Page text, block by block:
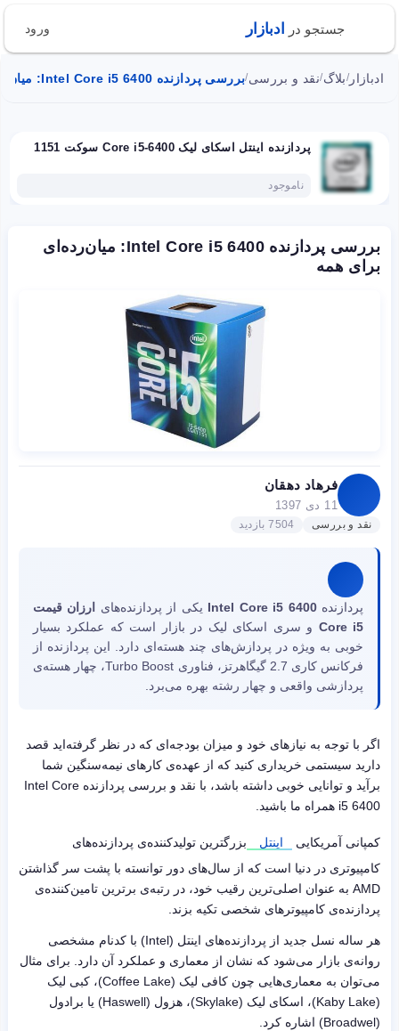
جستجو در ادبازار ورود
ادبازار /بلاگ/نقد و بررسی/بررسی پردازنده Intel Core i5 6400: میان‌رده‌ای برای همه
پردازنده اینتل اسکای لیک Core i5-6400 سوکت 1151
ناموجود
بررسی پردازنده Intel Core i5 6400: میان‌رده‌ای
برای همه
فرهاد دهقان
11 دی 1397
نقد و بررسی 7504 بازدید
پردازندهIntel Core i5 6400 یکی از پردازنده‌های
ارزان قیمت
Core i5 و سری اسکای لیک در بازار است که عملکرد بسیار
خوبی به ویژه در پردازش‌های چند هسته‌ای دارد. این پردازنده از
فرکانس کاری 2.7 گیگاهرتز، فناوری Turbo Boost، چهار هسته‌ی
پردازشی واقعی و چهار رشته بهره می‌برد.
اگر با توجه به نیازهای خود و میزان بودجه‌ای که در نظر گرفته‌اید قصد
دارید سیستمی خریداری کنید که از عهده‌ی کارهای نیمه‌سنگین شما
برآید و توانایی خوبی داشته باشد، با نقد و بررسی پردازنده Intel Core
i5 6400 همراه ما باشید.
کمپانی آمریکایی اینتل
بزرگترین تولیدکننده‌ی پردازنده‌های
کامپیوتری در دنیا است که از سال‌های دور توانسته با پشت سر گذاشتن
AMD به عنوان اصلی‌ترین رقیب خود، در رتبه‌ی برترین تامین‌کننده‌ی
پردازنده‌ی کامپیوترهای شخصی تکیه بزند.
هر ساله نسل جدید از پردازنده‌های اینتل (Intel) با کدنام مشخصی
روانه‌ی بازار می‌شود که نشان از معماری و عملکرد آن دارد. برای مثال
می‌توان به معماری‌هایی چون کافی‌ لیک (Coffee Lake)، کبی لیک
(
Kaby Lake)، اسکای لیک (Skylake)، هزول (Haswell) یا برادول
(
Broadwel) اشاره کرد.